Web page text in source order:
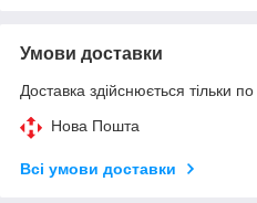
Умови доставки
Доставка здійснюється тільки
Нова Пошта
Всі умови доставки